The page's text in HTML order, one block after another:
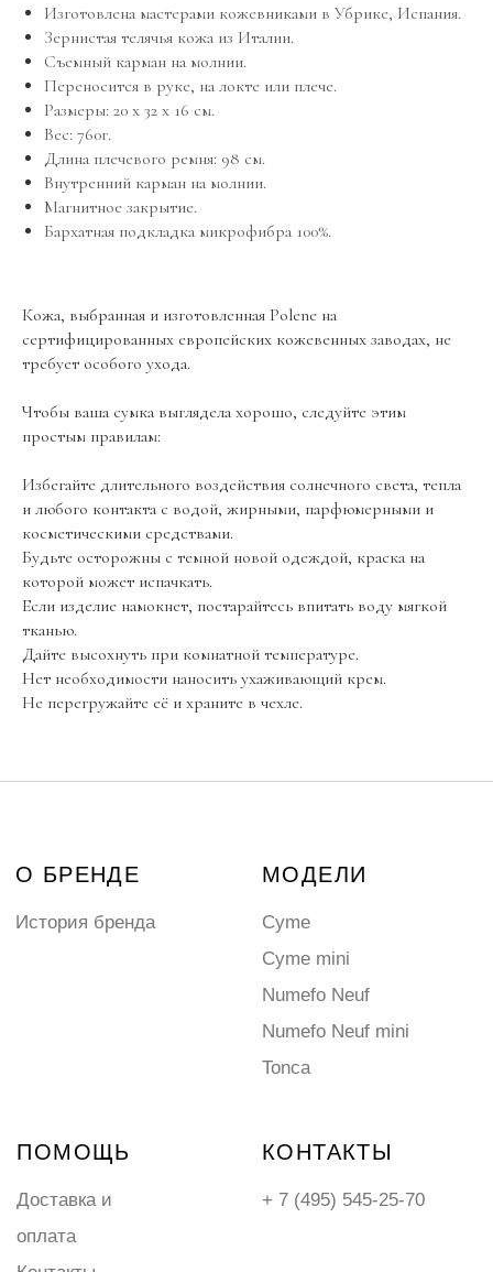
Изготовлена мастерами кожевниками в Убрике, Испания.
Зернистая телячья кожа из Италии.
Съемный карман на молнии.
Переносится в руке, на локте или плече.
Размеры: 20 х 32 х 16 см.
Вес: 760г.
Длина плечевого ремня: 98 см.
Внутренний карман на молнии.
Магнитное закрытие.
Бархатная подкладка микрофибра 100%.
Кожа, выбранная и изготовленная Polene на
сертифицированных европейских кожевенных заводах, не
требует особого ухода.
Чтобы ваша сумка выглядела хорошо, следуйте этим
простым правилам:
Избегайте длительного воздействия солнечного света, тепла
и любого контакта с водой, жирными, парфюмерными и
косметическими средствами.
Будьте осторожны с темной новой одеждой, краска на
которой может испачкать.
Если изделие намокнет, постарайтесь впитать воду мягкой
тканью.
Дайте высохнуть при комнатной температуре.
Нет необходимости наносить ухаживающий крем.
Не перегружайте её и храните в чехле.
О БРЕНДЕ
История бренда
Numefo Neuf
ПОМОЩЬ
Доставка и
КОНТАКТЫ